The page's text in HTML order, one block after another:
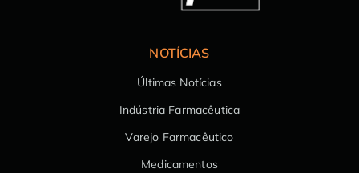
NOTÍCIAS
Últimas Notícias
Indústria Farmacêutica
Varejo Farmacêutico
Medicamentos